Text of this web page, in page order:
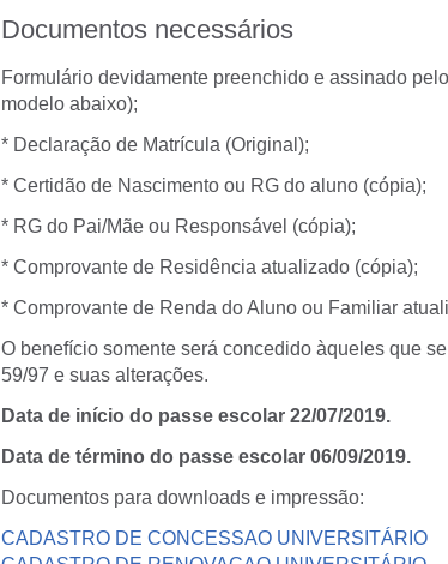
Documentos necessários
Formulário devidamente preenchido e assinado
modelo abaixo);
* Declaração de Matrícula (Original);
* Certidão de Nascimento ou RG do aluno (cópia);
* RG do Pai/Mãe ou Responsável (cópia);
* Comprovante de Residência atualizado (cópia);
* Comprovante de Renda do Aluno ou Familiar
O benefício somente será concedido àqueles que
59/97 e suas alterações.
Data de início do passe escolar 22/07/2019.
Data de término do passe escolar 06/09/2019.
Documentos para downloads e impressão:
CADASTRO DE CONCESSAO UNIVERSITÁRIO